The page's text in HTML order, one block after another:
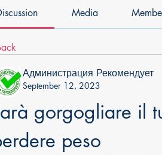
Media
Администрация Рекомендует
September 12, 2023
gorgogliare il
peso